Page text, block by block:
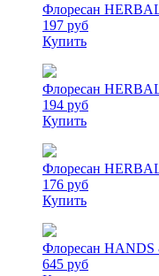
Флоресан
197 руб
Купить
Флоресан
194 руб
Купить
Флоресан
176 руб
Купить
Флоресан HANDS
645 руб